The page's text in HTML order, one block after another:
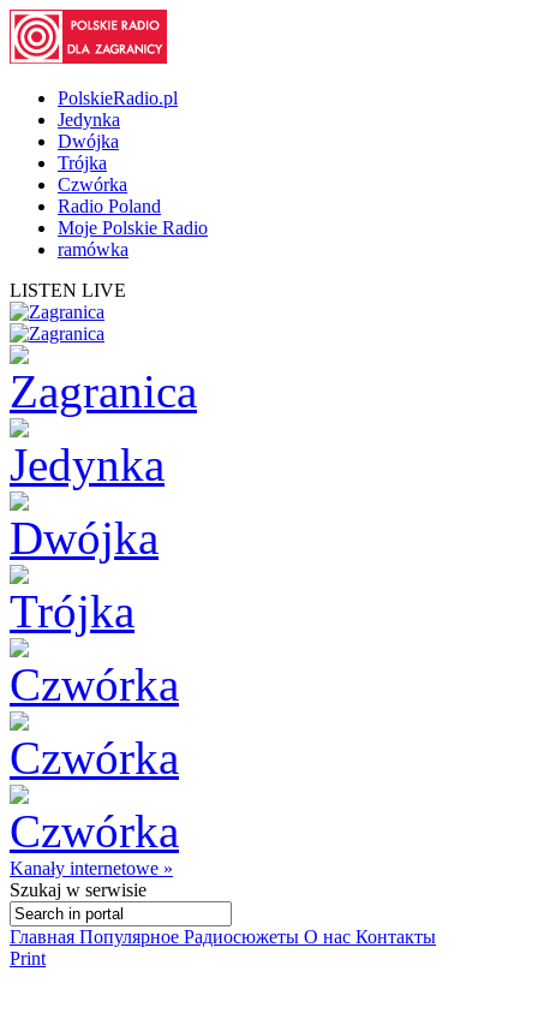
PolskieRadio.pl
Jedynka
Dwójka
Trójka
Czwórka
Radio Poland
Moje Polskie Radio
ramówka
LISTEN LIVE
Kanały internetowe »
Szukaj w serwisie
Главная Популярное Радиосюжеты О нас Контакты
Print